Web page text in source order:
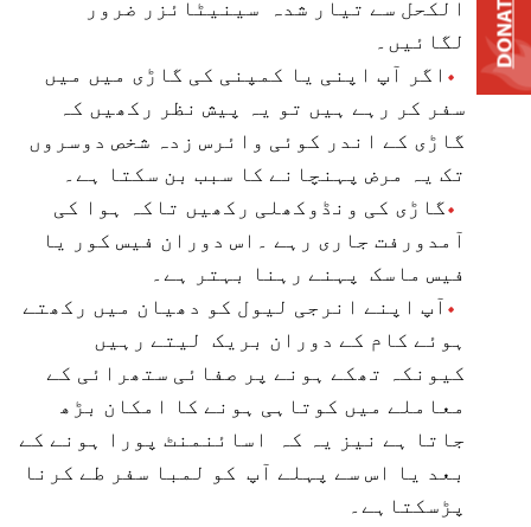
الکحل سے تیار شدہ سینیٹائزر ضرور
لگائیں۔
اگر آپ اپنی یا کمپنی کی گاڑی میں میں
سفر کر رہے ہیں تو یہ پیش نظر رکھیں کہ
گاڑی کے اندر کوئی وائرس زدہ شخص دوسروں
تک یہ مرض پہنچانے کا سبب بن سکتا ہے۔
گاڑی کی ونڈوکھلی رکھیں تاکہ ہوا کی
آمدورفت جاری رہے ۔اس دوران فیس کور یا
فیس ماسک پہنے رہنا بہتر ہے۔
آپ اپنے انرجی لیول کو دھیان میں رکھتے
ہوئے کام کے دوران بریک لیتے رہیں
کیونکہ تھکے ہونے پر صفائی ستھرائی کے
معاملے میں کوتاہی ہونے کا امکان بڑھ
جاتا ہے نیز یہ کہ اسائنمنٹ پورا ہونے کے
بعد یا اس سے پہلے آپ کو لمبا سفر طے کرنا
پڑسکتاہے۔
DONATE